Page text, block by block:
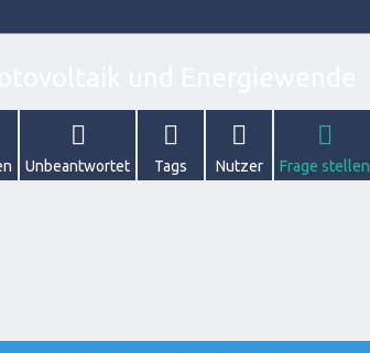
Unbeantwortet Tags Nutzer Frage stellen